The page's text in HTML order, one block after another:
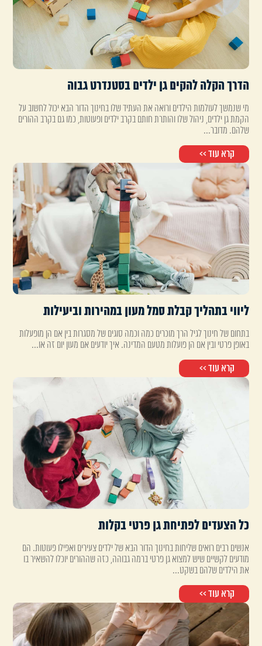
הדרך הקלה להקים גן ילדים בסטנדרט גבוה
מי שנמשך לעולמות הילדים ורואה את העתיד שלו בחינוך הדור הבא יכול לחשוב על
הקמת גן ילדים, ניהול שלו והותרת חותם בקרב ילדים ופעוטות, כמו גם בקרב ההורים
שלהם. מדובר...
קרא עוד >>
ליווי בתהליך קבלת סמל מעון במהירות וביעילות
בתחום של חינוך לגיל הרך מוכרים כמה וכמה סוגים של מסגרות בין אם הן מופעלות
באופן פרטי ובין אם הן פועלות מטעם המדינה. איך יודעים אם מעון יום זה או...
קרא עוד >>
כל הצעדים לפתיחת גן פרטי בקלות
אנשים רבים רואים שליחות בחינוך הדור הבא של ילדים צעירים ואפילו פעוטות. הם
מודעים לקשיים שיש למצוא גן פרטי ברמה גבוהה, כזה שההורים יוכלו להשאיר בו
את הילדים שלהם בשקט...
קרא עוד >>